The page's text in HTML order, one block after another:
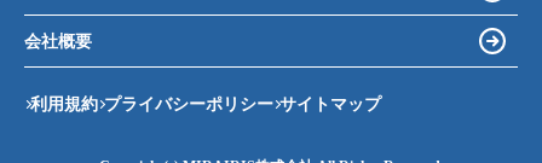
会社概要
利用規約 プライバシーポリシー サイトマップ